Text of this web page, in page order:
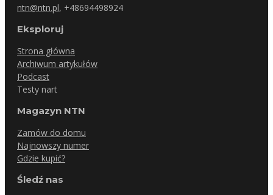
ntn@ntn.pl, +48694498924
Eksploruj
Strona główna
Archiwum artykułów
Podcast
Testy nart
Magazyn NTN
Zamów do domu
Najnowszy numer
Gdzie kupić?
Śledź nas